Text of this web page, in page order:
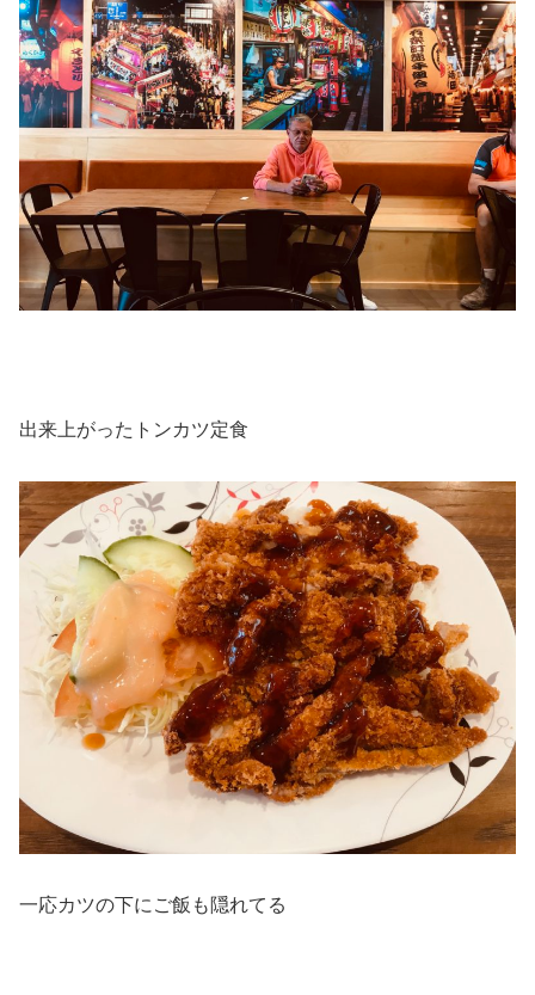
出来上がったトンカツ定食
一応カツの下にご飯も隠れてる